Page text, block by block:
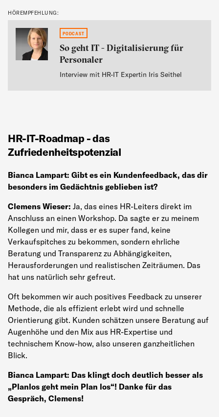
HÖREMPFEHLUNG:
} PODCAST
So geht IT - Digitalisierung für
Personaler
Interview mit HR-IT Expertin Iris Seithel
HR-IT-Roadmap - das
Zufriedenheitspotenzial
Bianca Lampart: Gibt es ein Kundenfeedback, das dir
besonders im Gedächtnis geblieben ist?
Clemens Wieser: Ja, das eines HR-Leiters direkt im
Anschluss an einen Workshop. Da sagte er zu meinem
Kollegen und mir, dass er es super fand, keine
Verkaufspitches zu bekommen, sondern ehrliche
Beratung und Transparenz zu Abhängigkeiten,
Herausforderungen und realistischen Zeiträumen. Das
hat uns natürlich sehr gefreut.
Oft bekommen wir auch positives Feedback zu unserer
Methode, die als effizient erlebt wird und schnelle
Orientierung gibt. Kunden schätzen unsere Beratung auf
Augenhöhe und den Mix aus HR-Expertise und
technischem Know-how, also unseren ganzheitlichen
Blick.
Bianca Lampart: Das klingt doch deutlich besser als
„Planlos geht mein Plan los“! Danke für das
Gespräch, Clemens!